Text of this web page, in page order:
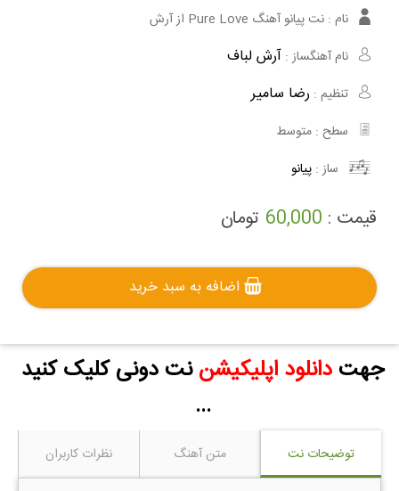
نام : نت پیانو آهنگ Pure Love از آرش
نام آهنگساز : آرش لباف
تنظیم : رضا سامیر
سطح : متوسط
ساز : پیانو
قیمت : 60,000 تومان
اضافه به سبد خرید
جهتدانلود اپلیکیشن نت دونی کلیک کنید
...
توضیحات نت متن آهنگ نظرات کاربران